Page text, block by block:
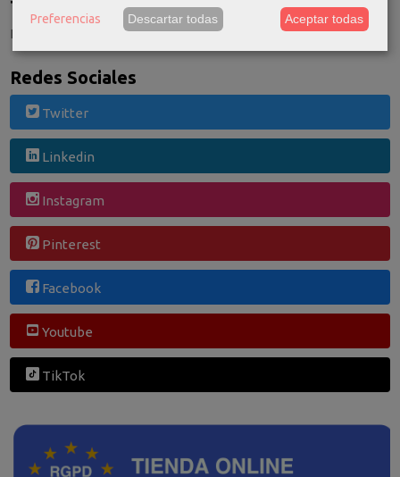
Tu Carrito (0)
El carrito de la compra está vacío
Redes Sociales
Twitter
Linkedin
Instagram
Pinterest
Facebook
Youtube
TikTok
Preferencias Descartar todas Aceptar todas